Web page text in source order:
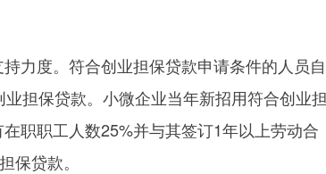
度。符合创业担保贷款申请条件的人员自
担保贷款。小微企业当年新招用符合创业担
职职工人数25%并与其签订1年以上劳动合
保贷款。